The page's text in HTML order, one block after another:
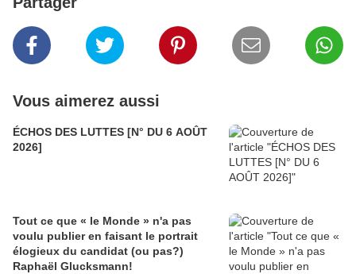
Vous aimerez aussi
ÉCHOS DES LUTTES [N° DU 6 AOÛT
2026]
Tout ce que « le Monde » n'a pas
voulu publier en faisant le portrait
élogieux du candidat (ou pas?)
Raphaël Glucksmann!